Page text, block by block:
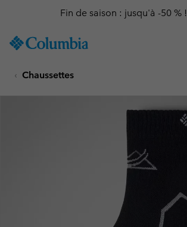
TO
SKIP
MAIN
Fin de saison : jusqu'à -50 % !
Chaussettes